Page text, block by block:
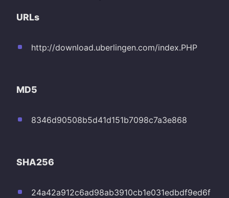
URLs
http://download.uberlingen.com/index.PHP
MD5
8346d90508b5d41d151b7098c7a3e868
SHA256
24a42a912c6ad98ab3910cb1e031edbdf9ed6f